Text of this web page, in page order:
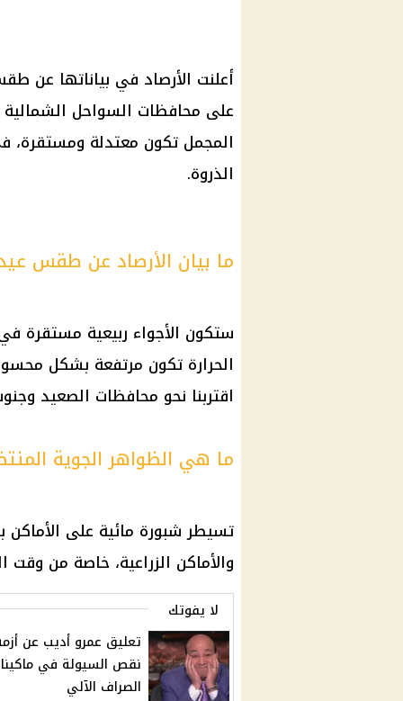
أعلنت الأرصاد في بياناتها عن
على محافظات السواحل الشمالية
المجمل تكون معتدلة ومستقرة،
الذروة.
ما بيان الأرصاد عن طقس
ستكون الأجواء ربيعية مستقرة
الحرارة تكون مرتفعة بشكل
اقتربنا نحو محافظات الصعيد
ما هي الظواهر الجوية
تسيطر شبورة مائية على
والأماكن الزراعية، خاصة من وقت
لا يفوتك
تعليق عمرو أديب عن
نقص السيولة في
الصراف الآلي